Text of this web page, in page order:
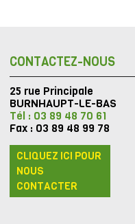
CONTACTEZ-NOUS
25 rue Principale
BURNHAUPT-LE-BAS
Tél : 03 89 48 70 61
Fax : 03 89 48 99 78
CLIQUEZ ICI POUR
NOUS
CONTACTER